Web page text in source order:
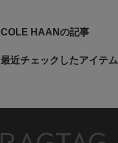
COLE HAANの記事
最近チェックしたアイテム